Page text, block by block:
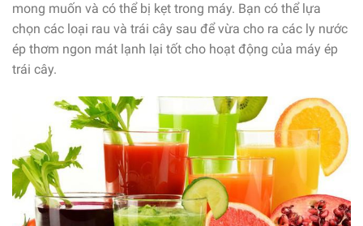
mong muốn và có thể bị kẹt trong máy. Bạn có thể lựa
chọn các loại rau và trái cây sau để vừa cho ra các ly nước
ép thơm ngon mát lạnh lại tốt cho hoạt động của máy ép
trái cây.